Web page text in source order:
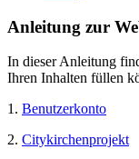
Anleitung zur
In dieser Anleitung
Ihren Inhalten füllen
1. Benutzerkonto
2. Citykirchenprojekt